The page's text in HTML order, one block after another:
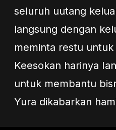
seluruh uutang
langsung dengan
meminta restu
Keesokan harinya
untuk membantu
Yura dikabarkan